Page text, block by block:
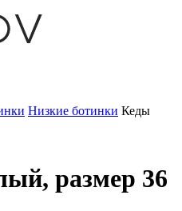
Низкие ботинки Кеды
размер 36